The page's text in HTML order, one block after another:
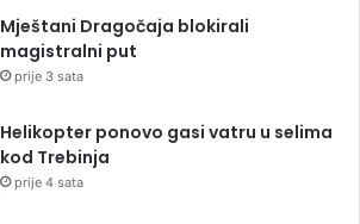
Mještani Dragočaja blokirali
magistralni put
prije 3 sata
Helikopter ponovo gasi vatru u selima
kod Trebinja
prije 4 sata